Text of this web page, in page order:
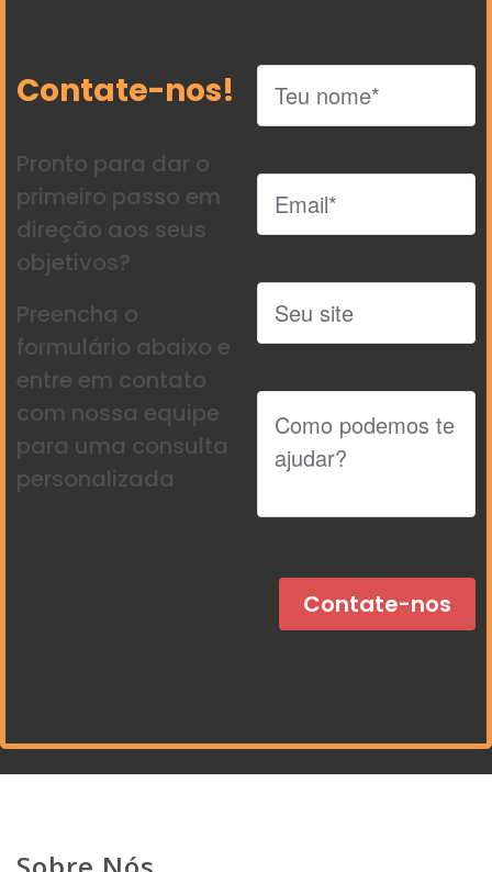
Contate-nos!
Pronto para dar o
primeiro passo em
direção aos seus
objetivos?
Preencha o
formulário abaixo e
entre em contato
com nossa equipe
para uma consulta
personalizada